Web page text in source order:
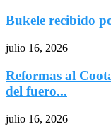
Bukele recibido
julio 16, 2026
Reformas al
del fuero...
julio 16, 2026